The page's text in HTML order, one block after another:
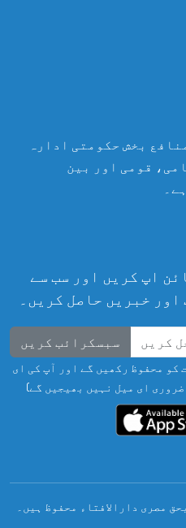
بخش حکومتی ادارہ
قومی اور بین
اپ کریں اور سب سے
خبریں حاصل کریں۔
سبسکرائب کریں
کو محفوظ رکھیں گے اور آپ کی ای
ای میل نہیں بھیجیں گے)